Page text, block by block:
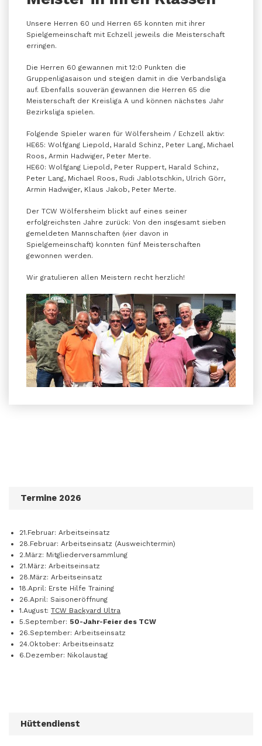
Unsere Herren 60 und Herren 65 konnten mit ihrer
Spielgemeinschaft mit Echzell jeweils die Meisterschaft
erringen.
Die Herren 60 gewannen mit 12:0 Punkten die
Gruppenligasaison und steigen damit in die Verbandsliga
auf. Ebenfalls souverän gewannen die Herren 65 die
Meisterschaft der Kreisliga A und können nächstes Jahr
Bezirksliga spielen.
Folgende Spieler waren für Wölfersheim / Echzell aktiv:
HE65: Wolfgang Liepold, Harald Schinz, Peter Lang, Michael
Roos, Armin Hadwiger, Peter Merte.
HE60: Wolfgang Liepold, Peter Ruppert, Harald Schinz,
Peter Lang, Michael Roos, Rudi Jablotschkin, Ulrich Görr,
Armin Hadwiger, Klaus Jakob, Peter Merte.
Der TCW Wölfersheim blickt auf eines seiner
erfolgreichsten Jahre zurück: Von den insgesamt sieben
gemeldeten Mannschaften (vier davon in
Spielgemeinschaft) konnten fünf Meisterschaften
gewonnen werden.
Wir gratulieren allen Meistern recht herzlich!
Termine 2026
21.Februar: Arbeitseinsatz
28.Februar: Arbeitseinsatz (Ausweichtermin)
2.März: Mitgliederversammlung
21.März: Arbeitseinsatz
28.März: Arbeitseinsatz
18.April: Erste Hilfe Training
26.April: Saisoneröffnung
1.August: TCW Backyard Ultra
5.September: 50-Jahr-Feier des TCW
26.September: Arbeitseinsatz
24.Oktober: Arbeitseinsatz
6.Dezember: Nikolaustag
Hüttendienst